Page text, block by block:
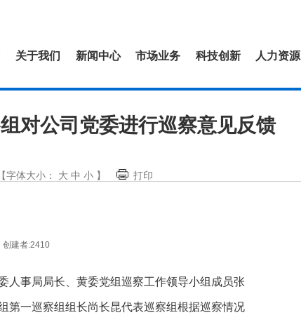
关于我们 新闻中心 市场业务 科技创新 人力资源
对公司党委进行巡察意见反馈
【字体大小： 大 中 小 】 打印
建者:2410
人事局局长、黄委党组巡察工作领导小组成员张
第一巡察组组长尚长昆代表巡察组根据巡察情况